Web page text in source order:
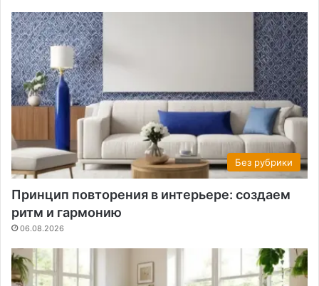
Без рубрики
Принцип повторения в интерьере: создаем
ритм и гармонию
06.08.2026